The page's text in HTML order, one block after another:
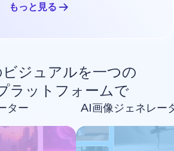
もっと見る
ジュアルを一つの
ラットフォームで
ター AI画像ジェネレー